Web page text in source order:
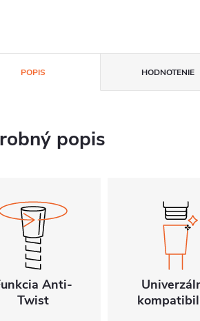
POPIS HODNOTENIE
popis
Anti-
Twist